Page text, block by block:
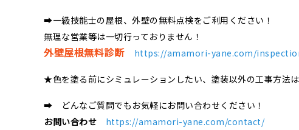
➡一級技能士の屋根、外壁の無料点検をご利用ください！
無理な営業等は一切行っておりません！
外壁屋根無料診断 https://amamori-yane.com/
★色を塗る前にシミュレーションしたい、塗装以外の工事方
➡ どんなご質問でもお気軽にお問い合わせください！
お問い合わせ
https://amamori-yane.com/contact/